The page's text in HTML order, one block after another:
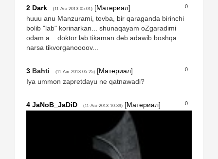
0
2 Dark (11-Авг-2013 05:01) [Материал]
huuu anu Manzurami, tovba, bir qaraganda birinchi
bolib "lab" korinarkan... shunaqayam oZgaradimi
odam a... doktor lab tikaman deb adawib boshqa
narsa tikvorganoooov...
0
3 Bahti (11-Авг-2013 05:25) [Материал]
Iya ummon zapretdayu ne qatnawadi?
0
4 JaNoB_JaDiD (11-Авг-2013 10:39) [Материал]